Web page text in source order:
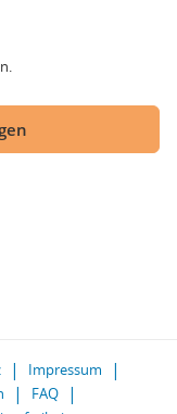
Impressum
FAQ